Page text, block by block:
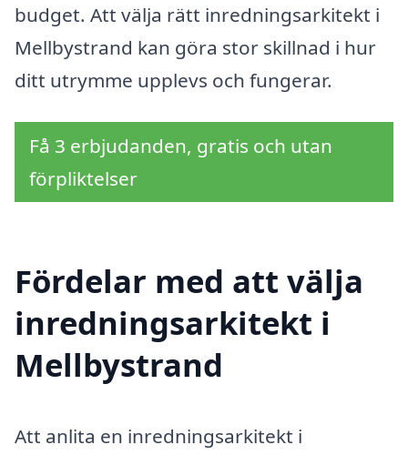
budget. Att välja rätt inredningsarkitekt i
Mellbystrand kan göra stor skillnad i hur
ditt utrymme upplevs och fungerar.
Få 3 erbjudanden, gratis och utan
förpliktelser
Fördelar med att välja
inredningsarkitekt i
Mellbystrand
Att anlita en inredningsarkitekt i